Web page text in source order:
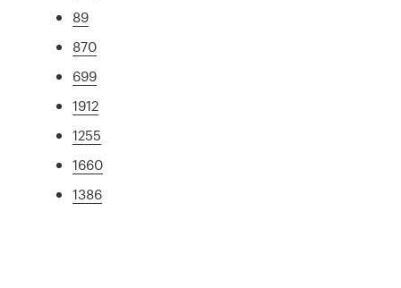
89
870
699
1912
1255
1660
1386